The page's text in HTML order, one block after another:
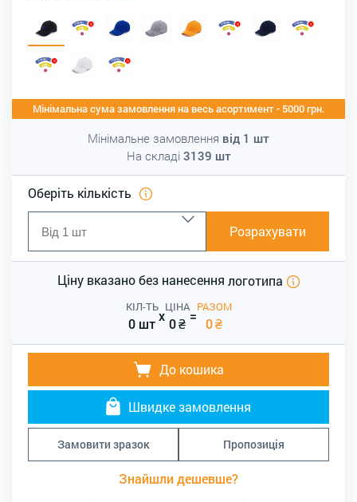
Мінімальна сума замовлення на весь асортимент - 5000 грн.
Мінімальне замовлення від 1 шт
На складі 3139 шт
Оберіть кількість
Розрахувати
Ціну вказано без нанесення логотипа
КІЛ-ТЬ
0 штx
ЦІНА
0₴ =
РАЗОМ
0₴
До кошика
Швидке замовлення
Замовити зразок Пропозиція
Знайшли дешевше?